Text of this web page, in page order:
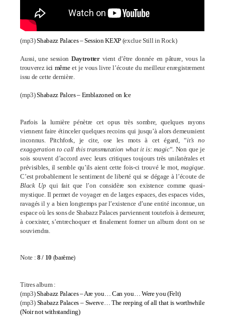
(mp3)Shabazz Palaces – Session KEXP (exclue Still in Rock)
Aussi, une session Daytrottervient d’être donnée en pâture, vous la
trouverez ici mêmeet je vous livre l’écoute du meilleur enregistrement
issu de cette dernière.
(mp3)Shabazz Palces – Emblazoned on Ice
Parfois la lumière pénètre cet opus très sombre, quelques rayons
viennent faire étinceler quelques recoins qui jusqu’à alors demeuraient
inconnus. Pitchfork, je cite, ose les mots à cet égard, “it’s no
exaggeration to call this transmutation what it is: magic“. Non que je
sois souvent d’accord avec leurs critiques toujours très unilatérales et
prévisibles, il semble qu’ils aient cette fois-ci trouvé le mot,magique.
C’est probablement le sentiment de liberté qui se dégage à l’écoute de
Black Up qui fait que l’on considère son existence comme quasi-
mystique. Il permet de voyager en de larges espaces, des espaces vides,
ravagés il y a bien longtemps par l’existence d’une entité inconnue, un
espace où les sons de Shabazz Palaces parviennent toutefois à demeurer,
à coexister, s’entrechoquer et finalement former un album dont on se
souviendra.
Note : 8 / 10 (barème)
Titres album :
(mp3)Shabazz Palaces – Are you… Can you… Were you (Felt)
(mp3) Shabazz Palaces – Swerve… The reeping of all that is worthwhile
(Noir not withstanding)